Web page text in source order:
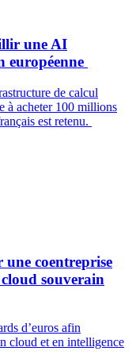
une AI
européenne
de calcul
à acheter 100 millions
est retenu.
coentreprise
souverain
d’euros afin
cloud et en intelligence